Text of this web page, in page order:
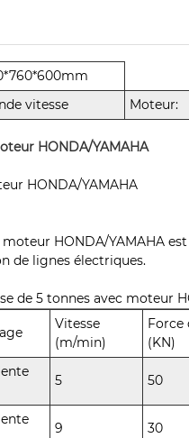
vitesse Moteur:
HONDA/YAMAHA
HONDA/YAMAHA
HONDA/YAMAHA
de lignes électriques.
de 5 tonnes avec moteur
Vitesse
(m/min)
Force
(KN)
5 50
9 30